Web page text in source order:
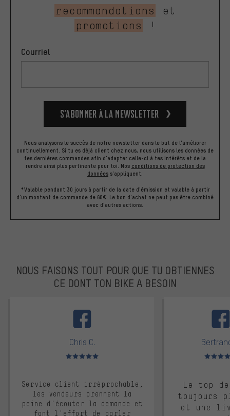
recommandations
et
promotions
!
Courriel
S’abonner à la newsletter
Nous analysons le succès de notre newsletter dans le but de l'améliorer
continuellement. Si tu es déjà client chez nous, nous utilisons les données de
tes dernières commandes afin d'adapter celle-ci à tes intérêts et de la
rendre ainsi plus pertinente pour toi. Nos conditions de protection des
données s'appliquent.
*Valable pendant 30 jours à partir de la date d'émission et valable à partir
d'un montant de commande de 60€. Le bon d'achat ne peut pas être combiné
avec d'autres actions.
NOUS FAISONS TOUT POUR QUE TU OBTIENNES
CE DONT TON BIKE A BESOIN
Chris C.
Note moyenne : 5 sur 5
Service client irréprochable,
les vendeurs prennent la
peine d'écouter la demande et
font l'effort de parler
Note
Le top
toujours
et une